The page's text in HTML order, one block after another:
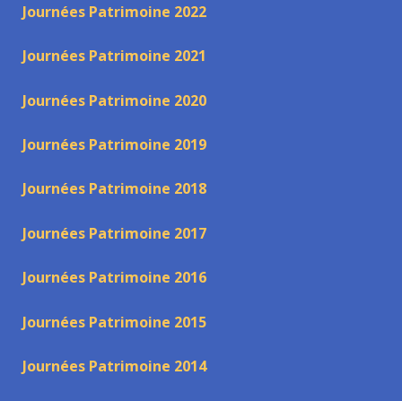
Journées Patrimoine 2022
Journées Patrimoine 2021
Journées Patrimoine 2020
Journées Patrimoine 2019
Journées Patrimoine 2018
Journées Patrimoine 2017
Journées Patrimoine 2016
Journées Patrimoine 2015
Journées Patrimoine 2014